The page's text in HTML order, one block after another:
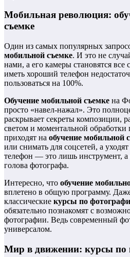
Мобильная революция:
съемке
Один из самых популярных
мобильной съемке. И это не
нами, а его камеры становятся
иметь хороший телефон
пользоваться на 100%.
Обучение мобильной съемке на
просто «навел-нажал». Это
раскрывает секреты композиции,
светом и моментальной
приходят на обучение мобильной
или снимать для соцсетей, а
телефон — это лишь инструмент, а
голова фотографа.
Интересно, что обучение
вплетено в общую программу.
классические курсы по
обязательно познакомят с
фотографии. Ведь современный
универсалом.
Мир в движении: курсы по